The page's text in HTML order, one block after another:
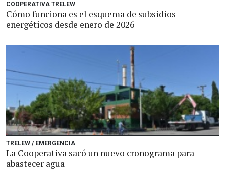
COOPERATIVA TRELEW
Cómo funciona es el esquema de subsidios
energéticos desde enero de 2026
TRELEW / EMERGENCIA
La Cooperativa sacó un nuevo cronograma para
abastecer agua